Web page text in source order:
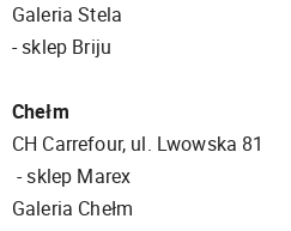
Galeria Stela
- sklep Briju
Chełm
CH Carrefour, ul. Lwowska 81
- sklep Marex
Galeria Chełm